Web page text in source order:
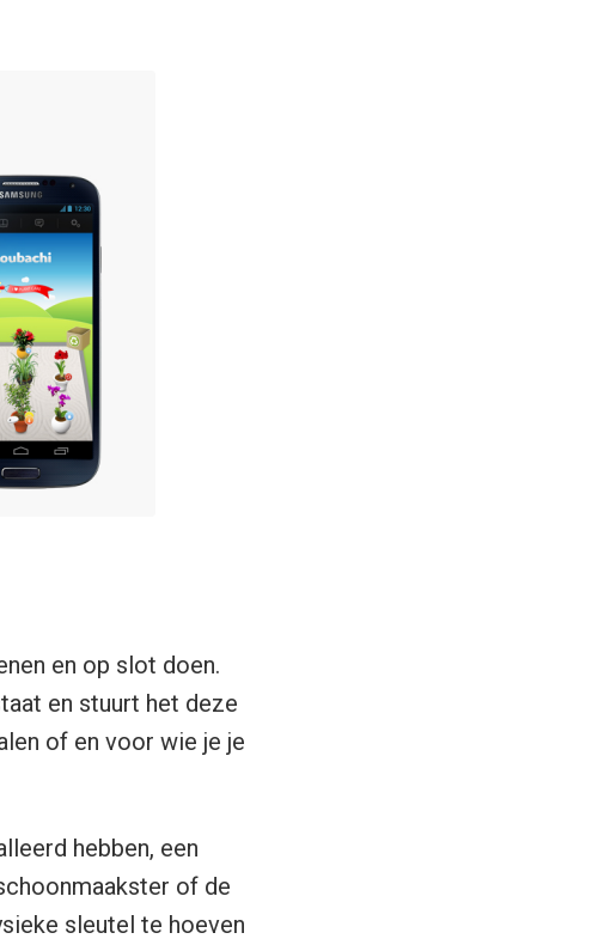
en op slot doen.
en stuurt het deze
of en voor wie je je
hebben, een
of de
sleutel te hoeven